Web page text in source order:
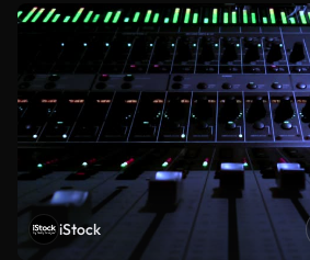
iStock